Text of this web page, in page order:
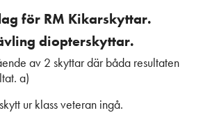
för RM Kikarskyttar.
diopterskyttar.
av 2 skyttar där båda resultaten
a)
ur klass veteran ingå.